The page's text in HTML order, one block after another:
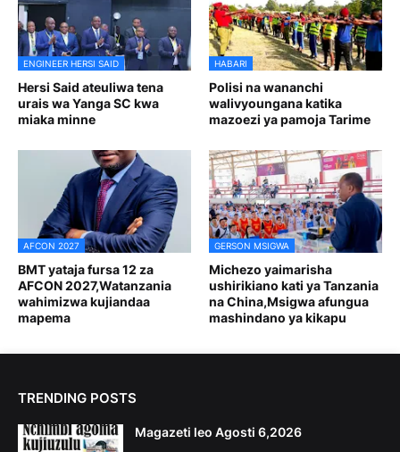
ENGINEER HERSI SAID
Hersi Said ateuliwa tena
urais wa Yanga SC kwa
miaka minne
HABARI
Polisi na wananchi
walivyoungana katika
mazoezi ya pamoja Tarime
AFCON 2027
BMT yataja fursa 12 za
AFCON 2027,Watanzania
wahimizwa kujiandaa
mapema
GERSON MSIGWA
Michezo yaimarisha
ushirikiano kati ya Tanzania
na China,Msigwa afungua
mashindano ya kikapu
TRENDING POSTS
Magazeti leo Agosti 6,2026